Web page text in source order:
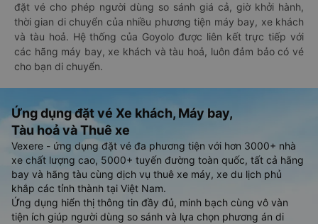
đặt vé cho phép người dùng so sánh giá cả, giờ khởi hành,
thời gian di chuyển của nhiều phương tiện máy bay, xe khách
và tàu hoả. Hệ thống của Goyolo được liên kết trực tiếp với
các hãng máy bay, xe khách và tàu hoả, luôn đảm bảo có vé
cho bạn di chuyển.
Ứng dụng đặt vé Xe khách, Máy bay,
Tàu hoả và Thuê xe
Vexere - ứng dụng đặt vé đa phương tiện với hơn 3000+ nhà
xe chất lượng cao, 5000+ tuyến đường toàn quốc, tất cả hãng
bay và hãng tàu cùng dịch vụ thuê xe máy, xe du lịch phủ
khắp các tỉnh thành tại Việt Nam.
Ứng dụng hiển thị thông tin đầy đủ, minh bạch cùng vô vàn
tiện ích giúp người dùng so sánh và lựa chọn phương án di